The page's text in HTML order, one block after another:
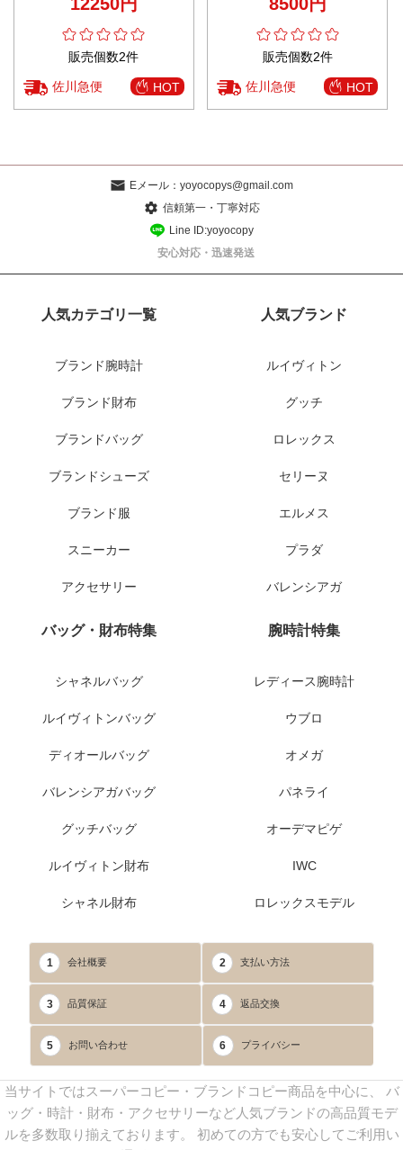
販売個数2件
佐川急便 HOT
販売個数2件
佐川急便 HOT
Eメール： yoyocopys@gmail.com
信頼第一・丁寧対応
Line ID:yoyocopy
安心対応・迅速発送
人気カテゴリ一覧
ブランド腕時計
ブランド財布
ブランドバッグ
ブランドシューズ
ブランド服
スニーカー
アクセサリー
人気ブランド
ルイヴィトン
グッチ
ロレックス
セリーヌ
エルメス
プラダ
バレンシアガ
バッグ・財布特集
シャネルバッグ
ルイヴィトンバッグ
ディオールバッグ
バレンシアガバッグ
グッチバッグ
ルイヴィトン財布
シャネル財布
腕時計特集
レディース腕時計
ウブロ
オメガ
パネライ
オーデマピゲ
IWC
ロレックスモデル
1 会社概要 2 支払い方法
3 品質保証 4 返品交換
5 お問い合わせ 6 プライバシー
当サイトではスーパーコピー・ブランドコピー商品を中心に、 バ
ッグ・時計・財布・アクセサリーなど人気ブランドの高品質モデ
ルを多数取り揃えております。 初めての方でも安心してご利用い